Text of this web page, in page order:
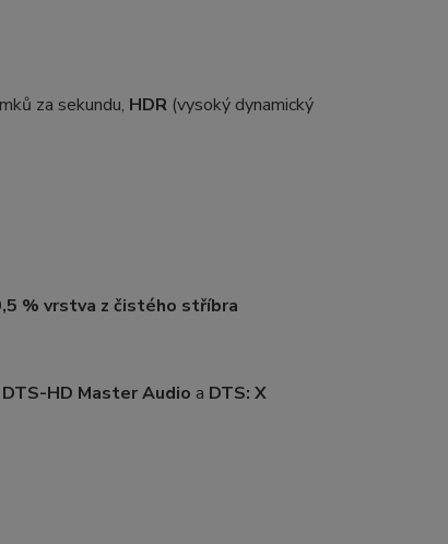
za sekundu, HDR(vysoký dynamický
% vrstva z čistého stříbra
HD Master Audio a DTS: X